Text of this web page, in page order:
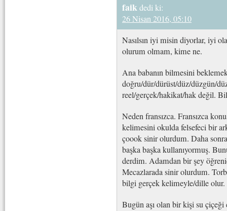
faikdedi ki:
26 Nisan 2016, 05:10
Nasılsın iyi misin diyorlar, iyi
olurum olmam, kime ne.
Ana babanın bilmesini
doğru/dür/dürüst/düz/düzgün/
reel/gerçek/hakikat/hak değil.
Neden fransızca. Fransızca
kelimesini okulda felsefeci bir
çoook sinir olurdum. Daha
başka başka kullanıyormuş.
derdim. Adamdan bir şey
Mecazlarada sinir olurdum.
bilgi gerçek kelimeyle/dille olur.
Bugün aşı olan bir kişi su çiçeği